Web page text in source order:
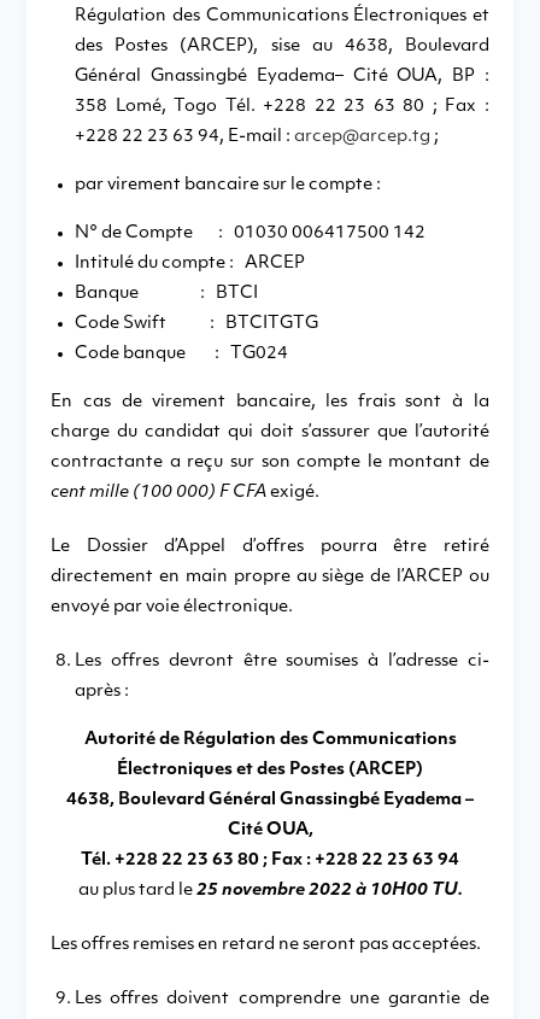
Régulation des Communications Électroniques et
des Postes (ARCEP), sise au 4638, Boulevard
Général Gnassingbé Eyadema– Cité OUA, BP :
358 Lomé, Togo Tél. +228 22 23 63 80 ; Fax :
+228 22 23 63 94, E-mail :arcep@arcep.tg ;
par virement bancaire sur le compte :
N° de Compte : 01030 006417500 142
Intitulé du compte : ARCEP
Banque : BTCI
Code Swift : BTCITGTG
Code banque : TG024
En cas de virement bancaire, les frais sont à la
charge du candidat qui doit s’assurer que l’autorité
contractante a reçu sur son compte le montant de
cent mille (100 000) F CFA exigé.
Le Dossier d’Appel d’offres pourra être retiré
directement en main propre au siège de l’ARCEP ou
envoyé par voie électronique.
Les offres devront être soumises à l’adresse ci-
après :
Autorité de Régulation des Communications
Électroniques et des Postes (ARCEP)
4638, Boulevard Général Gnassingbé Eyadema –
Cité OUA,
Tél. +228 22 23 63 80 ; Fax : +228 22 23 63 94
au plus tard le 25 novembre 2022 à 10H00 TU.
Les offres remises en retard ne seront pas acceptées.
Les offres doivent comprendre une garantie de